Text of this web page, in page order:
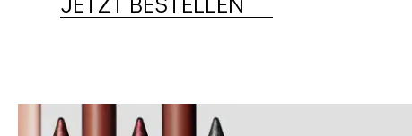
JETZT BESTELLEN